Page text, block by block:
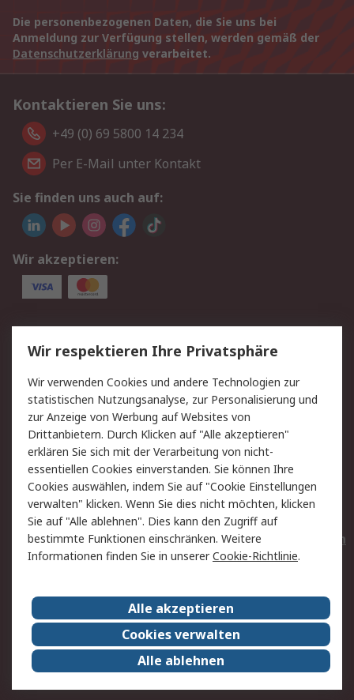
Die personenbezogenen Daten, die Sie uns bei
Anmeldung zur Verfügung stellen, werden gemäß der
Datenschutzerklärung verarbeitet.
Kontaktieren Sie uns:
+49 (0) 69 5800 14 234
Per E-Mail unter Kontakt
Sie finden uns auch auf:
Wir akzeptieren:
Service
Value Added Services
Lieferlösungen
Rücksendungen
Kontakt
Hilfe
Privatkunden
Rechtliches
AGB
Datenschutz
Cookie-Richtlinie
Zahlungsbedingungen
Copyright/Impressum
Entsorgung
Elektrogeräte/Batterien
RS weltweit
Karriere bei RS
Nachhaltigkeit
Qualität/Umwelt/ZertifikatePresse-Center
Event-Center
Wir respektieren Ihre Privatsphäre
Wir verwenden Cookies und andere Technologien zur
statistischen Nutzungsanalyse, zur Personalisierung und
zur Anzeige von Werbung auf Websites von
Drittanbietern. Durch Klicken auf "Alle akzeptieren"
erklären Sie sich mit der Verarbeitung von nicht-
essentiellen Cookies einverstanden. Sie können Ihre
Cookies auswählen, indem Sie auf "Cookie Einstellungen
verwalten" klicken. Wenn Sie dies nicht möchten, klicken
Sie auf "Alle ablehnen". Dies kann den Zugriff auf
bestimmte Funktionen einschränken. Weitere
Informationen finden Sie in unsererCookie-Richtlinie.
Alle akzeptieren
Cookies verwalten
Alle ablehnen